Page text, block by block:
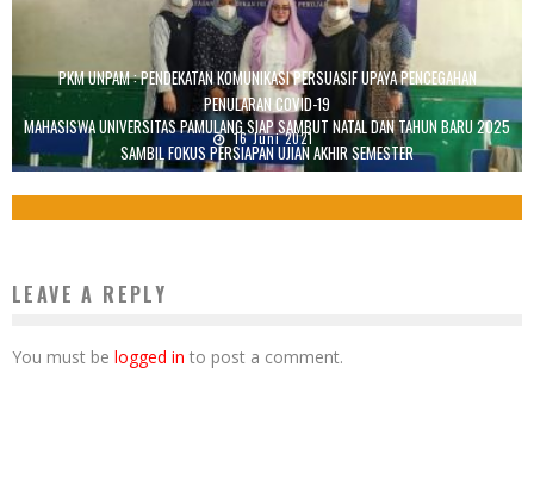
PKM UNPAM : PENDEKATAN KOMUNIKASI PERSUASIF UPAYA PENCEGAHAN
PENULARAN COVID-19
16 Juni 2021
MAHASISWA UNIVERSITAS PAMULANG SIAP SAMBUT NATAL DAN TAHUN BARU 2025
SAMBIL FOKUS PERSIAPAN UJIAN AKHIR SEMESTER
LEAVE A REPLY
You must be logged in to post a comment.